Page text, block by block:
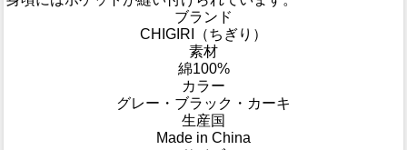
ブランド
CHIGIRI（ちぎり）
素材
綿100%
カラー
グレー・ブラック・カーキ
生産国
Made in China